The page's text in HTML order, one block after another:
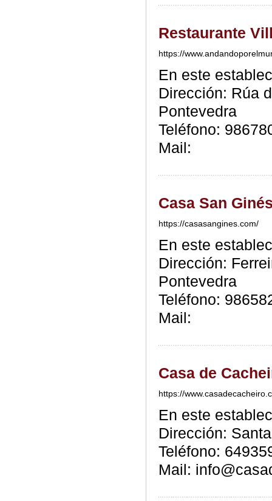
Restaurante
https://
En este
Dirección: Rúa
Pontevedra
Teléfono:
Mail:
Casa San
https://casasangines.com/
En este
Dirección:
Pontevedra
Teléfono:
Mail:
Casa de
https://
En este
Dirección:
Teléfono:
Mail: